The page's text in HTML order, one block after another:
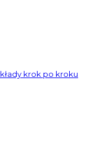
krok po kroku